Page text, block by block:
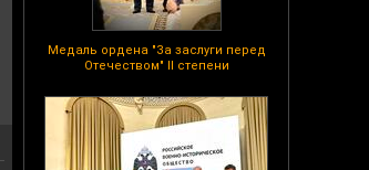
Медаль ордена "За заслуги перед
Отечеством" II степени